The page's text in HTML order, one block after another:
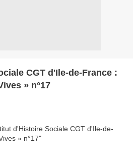
CGT d'Ile-de-France :
» n°17